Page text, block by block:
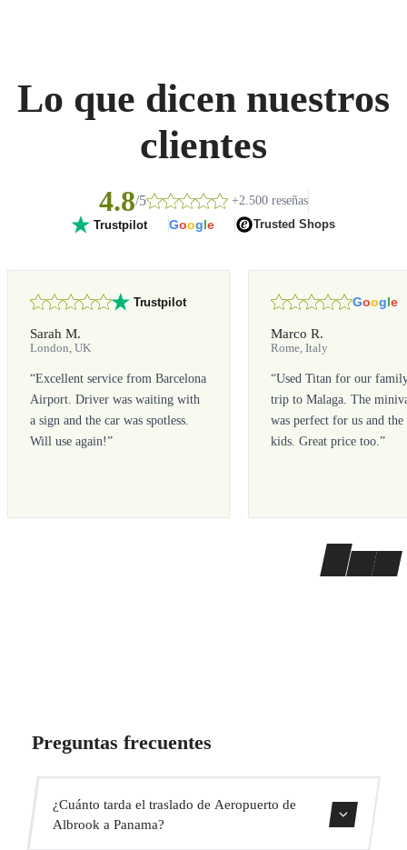
Lo que dicen nuestros
clientes
4.8/5 +2.500 reseñas
Trustpilot Google Trusted Shops
Trustpilot
Sarah M.
London, UK
“Excellent service from Barcelona
Airport. Driver was waiting with
a sign and the car was spotless.
Will use again!”
Google
Marco R.
Rome, Italy
“Used Titan for our
trip to Malaga. The
was perfect for us and the
kids. Great price too.”
Preguntas frecuentes
¿Cuánto tarda el traslado de Aeropuerto de
Albrook a Panama?